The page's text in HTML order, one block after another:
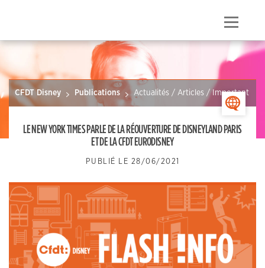
Menu
CFDT Disney Publications Actualités / Articles / Important
LE NEW YORK TIMES PARLE DE LA RÉOUVERTURE DE DISNEYLAND PARIS
ET DE LA CFDT EURODISNEY
PUBLIÉ LE 28/06/2021